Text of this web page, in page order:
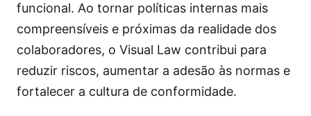
funcional. Ao tornar políticas internas mais
compreensíveis e próximas da realidade dos
colaboradores, o Visual Law contribui para
reduzir riscos, aumentar a adesão às normas e
fortalecer a cultura de conformidade.